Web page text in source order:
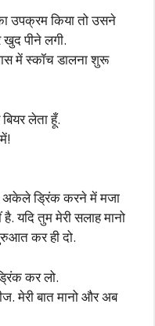
उपक्रम किया तो उसने
पीने लगी.
में स्कॉच डालना शुरू
लेता हूँ.
अकेले ड्रिंक करने में मजा
यदि तुम मेरी सलाह मानो
कर ही दो.
कर लो.
मेरी बात मानो और अब